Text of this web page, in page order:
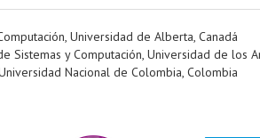
Universidad de Alberta, Canadá
Sistemas y Computación, Universidad de los
Nacional de Colombia, Colombia